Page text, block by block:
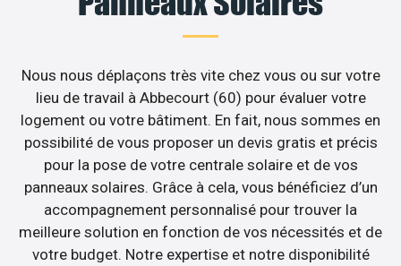
Nous nous déplaçons très vite chez vous ou sur votre
lieu de travail à Abbecourt (60) pour évaluer votre
logement ou votre bâtiment. En fait, nous sommes en
possibilité de vous proposer un devis gratis et précis
pour la pose de votre centrale solaire et de vos
panneaux solaires. Grâce à cela, vous bénéficiez d’un
accompagnement personnalisé pour trouver la
meilleure solution en fonction de vos nécessités et de
votre budget. Notre expertise et notre disponibilité